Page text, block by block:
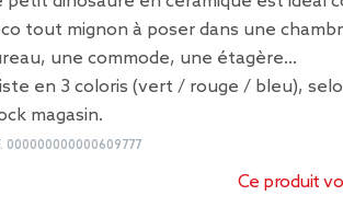
tout mignon à poser dans une
une commode, une étagère...
en 3 coloris (vert / rouge / bleu),
magasin.
000000000000609777
Ce produit